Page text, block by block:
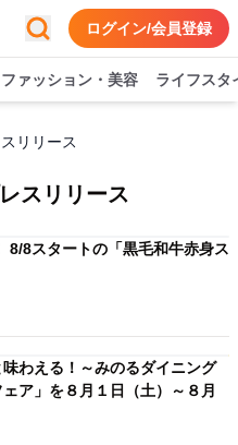
ログイン/会員登録
ファッション・美容 ライフスタ
リリース
スリリース
8/8スタートの「黒毛和牛赤身ス
わえる！～みのるダイニング
ア」を８月１日（土）～８月